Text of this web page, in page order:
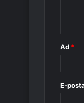
Ad *
E-